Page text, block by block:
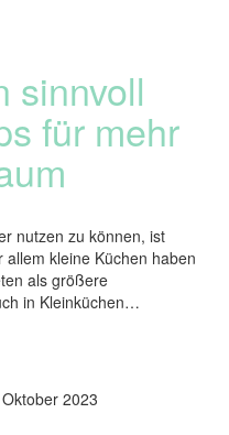
sinnvoll
für mehr
nutzen zu können, ist
kleine Küchen haben
als größere
in Kleinküchen…
2023